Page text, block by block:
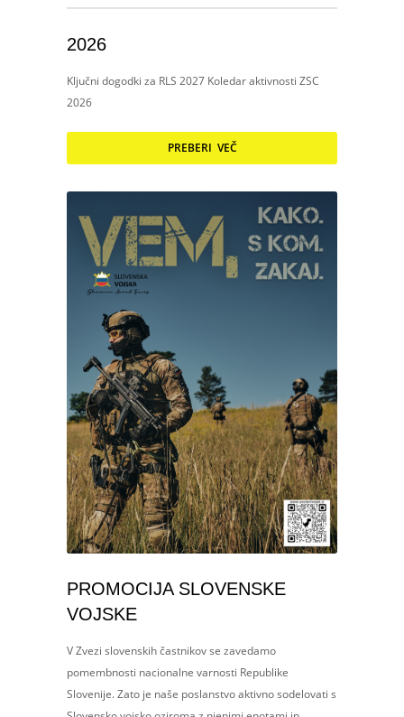
2026
Ključni dogodki za RLS 2027 Koledar aktivnosti ZSC
2026
PREBERI VEČ
PROMOCIJA SLOVENSKE
VOJSKE
V Zvezi slovenskih častnikov se zavedamo
pomembnosti nacionalne varnosti Republike
Slovenije. Zato je naše poslanstvo aktivno sodelovati s